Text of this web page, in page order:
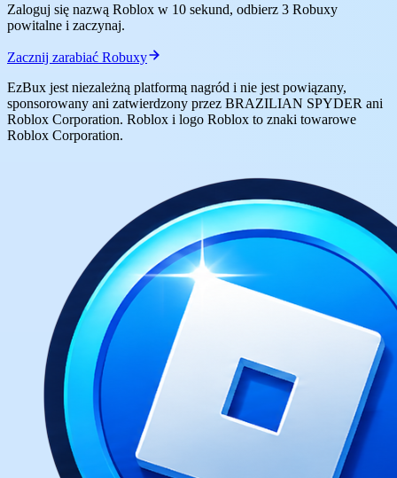
Zaloguj się nazwą Roblox w 10 sekund, odbierz 3 Robuxy
powitalne i zaczynaj.
Zacznij zarabiać Robuxy
EzBux jest niezależną platformą nagród i nie jest powiązany,
sponsorowany ani zatwierdzony przez BRAZILIAN SPYDER ani
Roblox Corporation. Roblox i logo Roblox to znaki towarowe
Roblox Corporation.